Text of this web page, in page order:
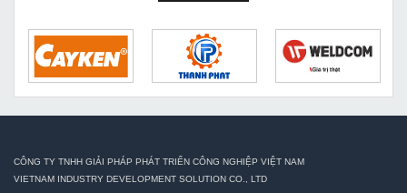
CÔNG TY TNHH GIẢI PHÁP PHÁT TRIỂN CÔNG NGHIỆP VIỆT NAM
VIETNAM INDUSTRY DEVELOPMENT SOLUTION CO., LTD